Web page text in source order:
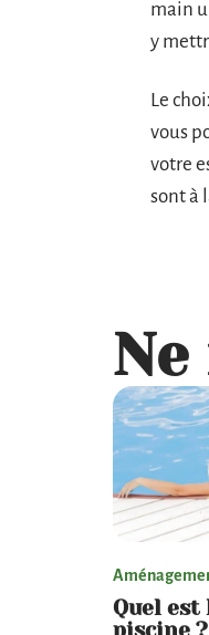
main
y
Le
vous
votre
sont à
Quel est
piscine ?